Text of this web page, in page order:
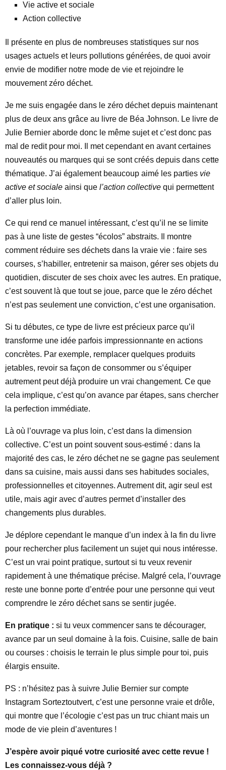
Vie active et sociale
Action collective
Il présente en plus de nombreuses statistiques sur nos
usages actuels et leurs pollutions générées, de quoi avoir
envie de modifier notre mode de vie et rejoindre le
mouvement zéro déchet.
Je me suis engagée dans le zéro déchet depuis maintenant
plus de deux ans grâce au livre de Béa Johnson. Le livre de
Julie Bernier aborde donc le même sujet et c’est donc pas
mal de redit pour moi. Il met cependant en avant certaines
nouveautés ou marques qui se sont créés depuis dans cette
thématique. J’ai également beaucoup aimé les parties vie
active et sociale ainsi que l’action collective qui permettent
d’aller plus loin.
Ce qui rend ce manuel intéressant, c’est qu’il ne se limite
pas à une liste de gestes “écolos” abstraits. Il montre
comment réduire ses déchets dans la vraie vie : faire ses
courses, s’habiller, entretenir sa maison, gérer ses objets du
quotidien, discuter de ses choix avec les autres. En pratique,
c’est souvent là que tout se joue, parce que le zéro déchet
n’est pas seulement une conviction, c’est une organisation.
Si tu débutes, ce type de livre est précieux parce qu’il
transforme une idée parfois impressionnante en actions
concrètes. Par exemple, remplacer quelques produits
jetables, revoir sa façon de consommer ou s’équiper
autrement peut déjà produire un vrai changement. Ce que
cela implique, c’est qu’on avance par étapes, sans chercher
la perfection immédiate.
Là où l’ouvrage va plus loin, c’est dans la dimension
collective. C’est un point souvent sous-estimé : dans la
majorité des cas, le zéro déchet ne se gagne pas seulement
dans sa cuisine, mais aussi dans ses habitudes sociales,
professionnelles et citoyennes. Autrement dit, agir seul est
utile, mais agir avec d’autres permet d’installer des
changements plus durables.
Je déplore cependant le manque d’un index à la fin du livre
pour rechercher plus facilement un sujet qui nous intéresse.
C’est un vrai point pratique, surtout si tu veux revenir
rapidement à une thématique précise. Malgré cela, l’ouvrage
reste une bonne porte d’entrée pour une personne qui veut
comprendre le zéro déchet sans se sentir jugée.
En pratique : si tu veux commencer sans te décourager,
avance par un seul domaine à la fois. Cuisine, salle de bain
ou courses : choisis le terrain le plus simple pour toi, puis
élargis ensuite.
PS : n’hésitez pas à suivre Julie Bernier sur compte
Instagram Sorteztoutvert, c’est une personne vraie et drôle,
qui montre que l’écologie c’est pas un truc chiant mais un
mode de vie plein d’aventures !
J’espère avoir piqué votre curiosité avec cette revue !
Les connaissez-vous déjà ?